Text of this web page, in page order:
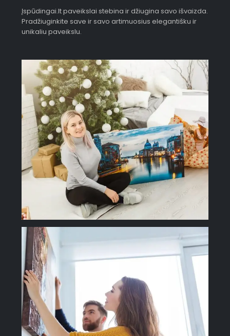
Įspūdingai.lt paveikslai stebina ir džiugina savo išvaizda.
Pradžiuginkite save ir savo artimuosius elegantišku ir
unikaliu paveikslu.